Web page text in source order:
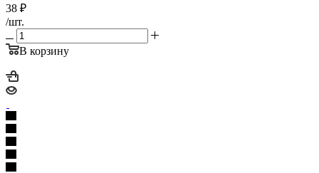
38 ₽
/шт.
В корзину